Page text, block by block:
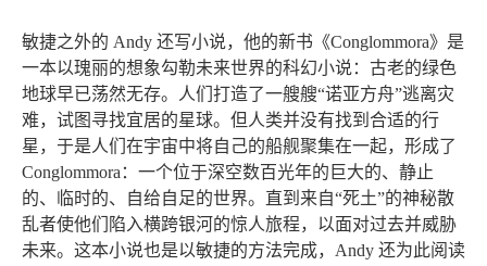
敏捷之外的 Andy 还写小说，他的新书《Conglommora》是
一本以瑰丽的想象勾勒未来世界的科幻小说：古老的绿色
地球早已荡然无存。人们打造了一艘艘“诺亚方舟”逃离灾
难，试图寻找宜居的星球。但人类并没有找到合适的行
星，于是人们在宇宙中将自己的船舰聚集在一起，形成了
Conglommora：一个位于深空数百光年的巨大的、静止
的、临时的、自给自足的世界。直到来自“死土”的神秘散
乱者使他们陷入横跨银河的惊人旅程，以面对过去并威胁
未来。这本小说也是以敏捷的方法完成，Andy 还为此阅读